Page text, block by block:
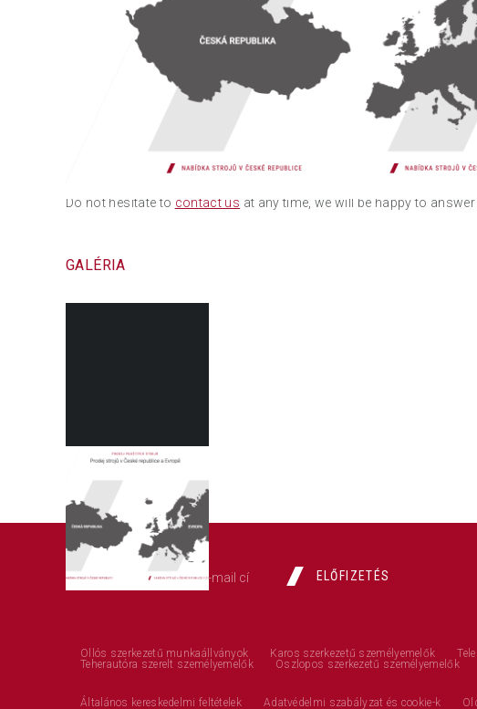
Republic and also all over Europe!
We have successfully completed integration into our joint group
"UQP" (Used Equipment Portal)
and we are happy to have the
machines for your needs.
Come to see and find the wanted machine simply thanks to filtering
Do not hesitate to contact us at any time, we will be happy to
GALÉRIA
ELŐFIZETÉS
Ollós szerkezetű munkaállványok Karos szerkezetű személyemelők
Teherautóra szerelt személyemelők
Oszlopos szerkezetű személyemelők
Általános kereskedelmi feltételek Adatvédelmi szabályzat és cookie-k